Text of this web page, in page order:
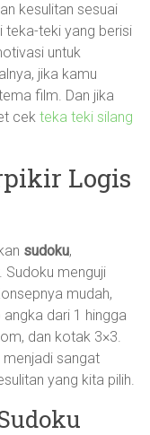
kesulitan sesuai
teka-teki yang berisi
untuk
jika kamu
film. Dan jika
cekteka teki silang
Logis
sudoku,
Sudoku menguji
mudah,
dari 1 hingga
dan kotak 3×3.
sangat
yang kita pilih.